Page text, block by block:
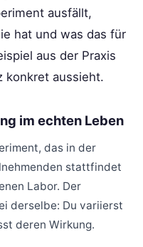
ausfällt,
hat und was das für
aus der Praxis
konkret aussieht.
im echten Leben
das in der
stattfindet
Labor. Der
derselbe: Du variierst
deren Wirkung.